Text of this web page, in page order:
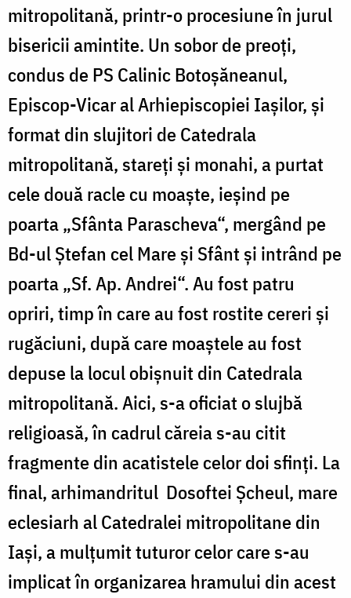
mitropolitană, printr-o procesiune în jurul
bisericii amintite. Un sobor de preoţi,
condus de PS Calinic Botoşăneanul,
Episcop-Vicar al Arhiepiscopiei Iaşilor, şi
format din slujitori de Catedrala
mitropolitană, stareţi şi monahi, a purtat
cele două racle cu moaşte, ieşind pe
poarta „Sfânta Parascheva“, mergând pe
Bd-ul Ştefan cel Mare şi Sfânt şi intrând pe
poarta „Sf. Ap. Andrei“. Au fost patru
opriri, timp în care au fost rostite cereri şi
rugăciuni, după care moaştele au fost
depuse la locul obişnuit din Catedrala
mitropolitană. Aici, s-a oficiat o slujbă
religioasă, în cadrul căreia s-au citit
fragmente din acatistele celor doi sfinţi. La
final, arhimandritul Dosoftei Şcheul, mare
eclesiarh al Catedralei mitropolitane din
Iaşi, a mulţumit tuturor celor care s-au
implicat în organizarea hramului din acest